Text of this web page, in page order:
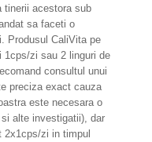
tinerii acestora sub
sa faceti o
Produsul CaliVita pe
1cps/zi sau 2 linguri de
consultul unui
preciza exact cauza
este necesara o
alte investigatii), dar
2x1cps/zi in timpul